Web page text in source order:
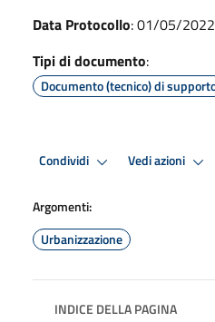
Data Protocollo: 01/05/2022
Tipi di documento:
Documento (tecnico) di
Condividi Vedi azioni
Argomenti:
Urbanizzazione
INDICE DELLA PAGINA